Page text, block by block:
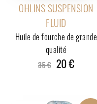
OHLINS SUSPENSION
FLUID
Huile de fourche de grande
qualité
35 € 20 €